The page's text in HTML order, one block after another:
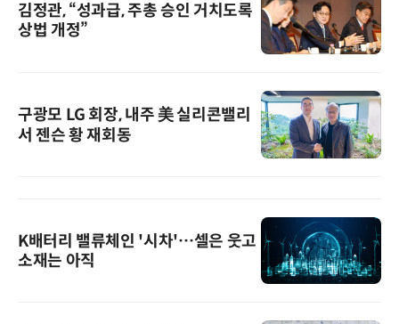
김정관, “성과급, 주총 승인 거치도록
상법 개정”
구광모 LG 회장, 내주 美 실리콘밸리
서 젠슨 황 재회동
K배터리 밸류체인 '시차'…셀은 웃고
소재는 아직